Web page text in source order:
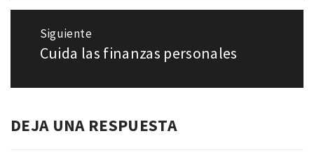
Siguiente
Entrada
Cuida las finanzas personales
DEJA UNA RESPUESTA